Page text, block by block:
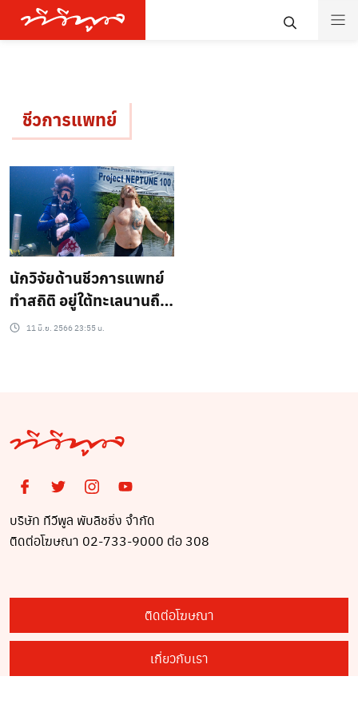
ชีวการแพทย์
นักวิจัยด้านชีวการแพทย์
ทำสถิติ อยู่ใต้ทะเลนานถึง
100 วัน
11 มิ.ย. 2566 23:55 น.
บริษัท ทีวีพูล พับลิชชิ่ง จำกัด
ติดต่อโฆษณา 02-733-9000 ต่อ 308
ติดต่อโฆษณา
เกี่ยวกับเรา